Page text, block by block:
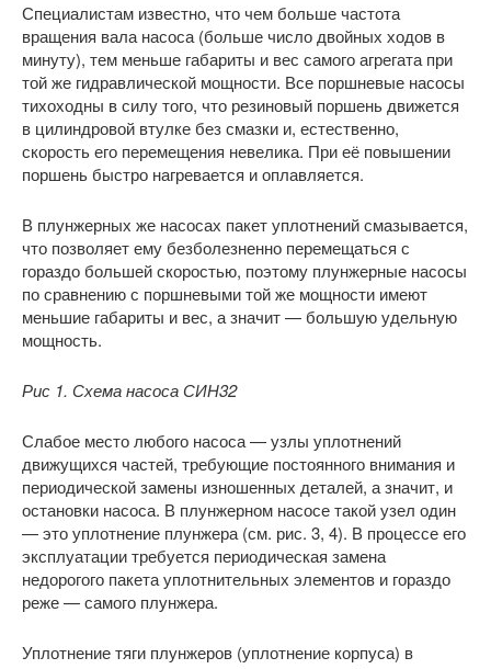
Специалистам известно, что чем больше частота
вращения вала насоса (больше число двойных ходов в
минуту), тем меньше габариты и вес самого агрегата при
той же гидравлической мощности. Все поршневые насосы
тихоходны в силу того, что резиновый поршень движется
в цилиндровой втулке без смазки и, естественно,
скорость его перемещения невелика. При её повышении
поршень быстро нагревается и оплавляется.
В плунжерных же насосах пакет уплотнений смазывается,
что позволяет ему безболезненно перемещаться с
гораздо большей скоростью, поэтому плунжерные насосы
по сравнению с поршневыми той же мощности имеют
меньшие габариты и вес, а значит — большую удельную
мощность.
Рис 1. Схема насоса СИН32
Слабое место любого насоса — узлы уплотнений
движущихся частей, требующие постоянного внимания и
периодической замены изношенных деталей, а значит, и
остановки насоса. В плунжерном насосе такой узел один
— это уплотнение плунжера (см. рис. 3, 4). В процессе его
эксплуатации требуется периодическая замена
недорогого пакета уплотнительных элементов и гораздо
реже — самого плунжера.
Уплотнение тяги плунжеров (уплотнение корпуса) в